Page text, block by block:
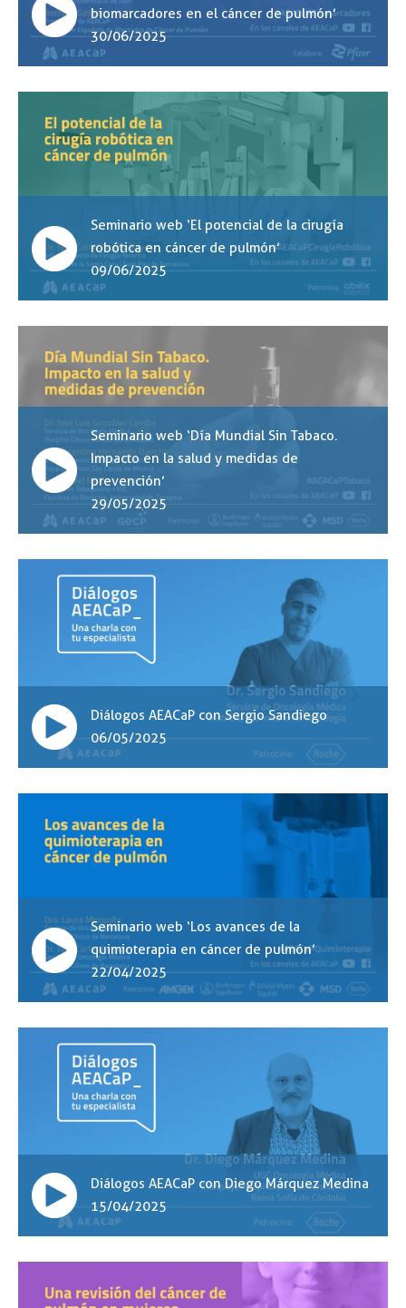
biomarcadores en el cáncer de pulmón’
30/06/2025
Seminario web ‘El potencial de la cirugía
robótica en cáncer de pulmón’
09/06/2025
Seminario web ‘Día Mundial Sin Tabaco.
Impacto en la salud y medidas de
prevención’
29/05/2025
Diálogos AEACaP con Sergio Sandiego
06/05/2025
Seminario web ‘Los avances de la
quimioterapia en cáncer de pulmón’
22/04/2025
Diálogos AEACaP con Diego Márquez Medina
15/04/2025